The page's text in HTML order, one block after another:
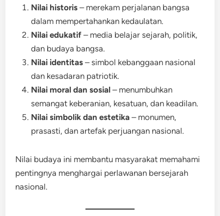
Nilai historis – merekam perjalanan bangsa
dalam mempertahankan kedaulatan.
Nilai edukatif – media belajar sejarah, politik,
dan budaya bangsa.
Nilai identitas – simbol kebanggaan nasional
dan kesadaran patriotik.
Nilai moral dan sosial – menumbuhkan
semangat keberanian, kesatuan, dan keadilan.
Nilai simbolik dan estetika – monumen,
prasasti, dan artefak perjuangan nasional.
Nilai budaya ini membantu masyarakat memahami
pentingnya menghargai perlawanan bersejarah
nasional.